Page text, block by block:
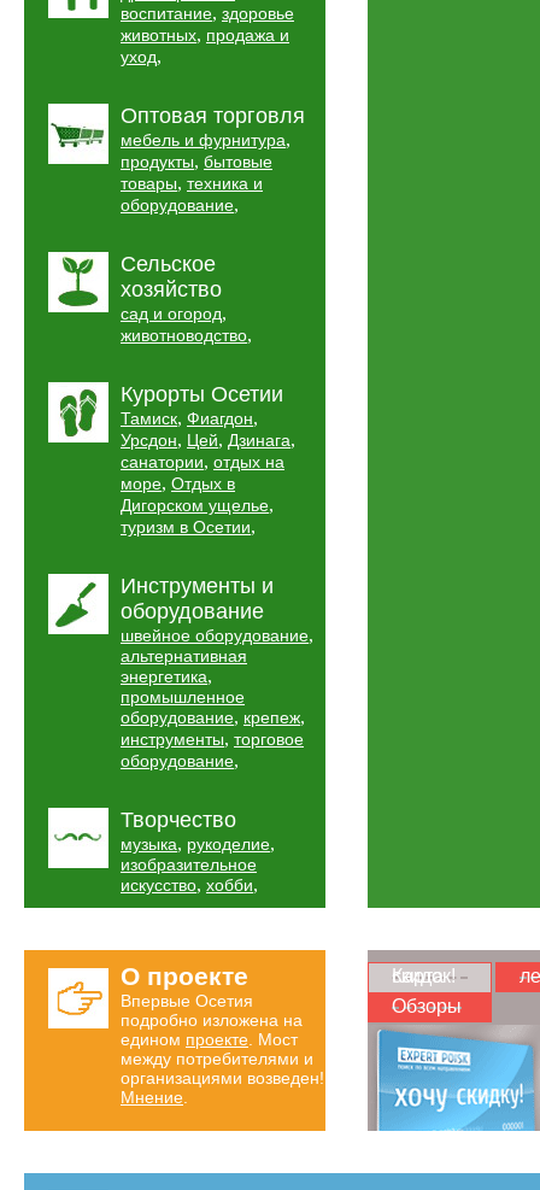
воспитание, здоровье
животных, продажа и
уход,
Оптовая торговля
мебель и фурнитура,
продукты, бытовые
товары, техника и
оборудование,
Сельское
хозяйство
сад и огород,
животноводство,
Курорты Осетии
Тамиск, Фиагдон,
Урсдон, Цей, Дзинага,
санатории, отдых на
море, Отдых в
Дигорском ущелье,
туризм в Осетии,
Инструменты и
оборудование
швейное оборудование,
альтернативная
энергетика,
промышленное
оборудование, крепеж,
инструменты, торговое
оборудование,
Творчество
музыка, рукоделие,
изобразительное
искусство, хобби,
О проекте
Впервые Осетия
подробно изложена на
едином проекте . Мост
между потребителями и
организациями возведен!
Мнение
Карта скидок!
Обзоры